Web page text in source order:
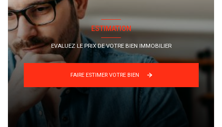
ESTIMATION
EVALUEZ LE PRIX DE VOTRE BIEN IMMOBILIER
FAIRE ESTIMER VOTRE BIEN